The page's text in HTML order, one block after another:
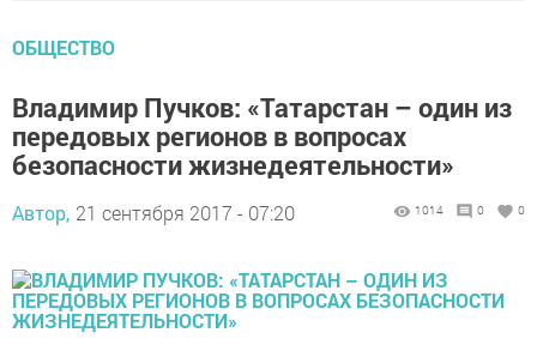
ОБЩЕСТВО
Владимир Пучков: «Татарстан – один из
передовых регионов в вопросах
безопасности жизнедеятельности»
Автор, 21 сентября 2017 - 07:20 1014 0 0